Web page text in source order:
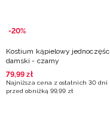
-20%
Kostium kąpielowy
damski - czarny
79,99 zł
Najniższa cena z ostatnich 30 dni
przed obniżką 99,99 zł